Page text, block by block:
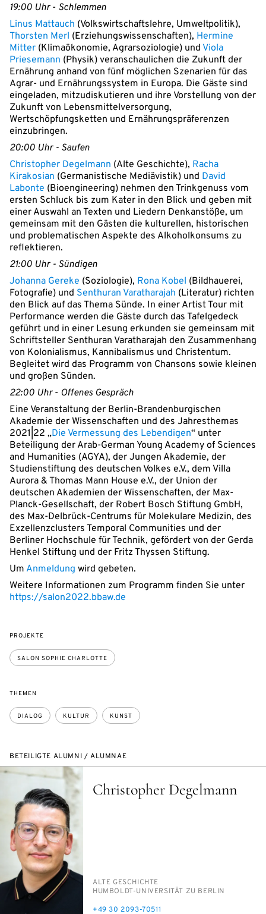
19:00 Uhr- Schlemmen
Linus Mattauch (Volkswirtschaftslehre, Umweltpolitik),
Thorsten Merl (Erziehungswissenschaften), Hermine
Mitter (Klimaökonomie, Agrarsoziologie) und Viola
Priesemann (Physik) veranschaulichen die Zukunft der
Ernährung anhand von fünf möglichen Szenarien für das
Agrar- und Ernährungssystem in Europa. Die Gäste sind
eingeladen, mitzudiskutieren und ihre Vorstellung von der
Zukunft von Lebensmittelversorgung,
Wertschöpfungsketten und Ernährungspräferenzen
einzubringen.
20:00 Uhr - Saufen
Christopher Degelmann (Alte Geschichte), Racha
Kirakosian (Germanistische Mediävistik) und David
Labonte (Bioengineering) nehmen den Trinkgenuss vom
ersten Schluck bis zum Kater in den Blick und geben mit
einer Auswahl an Texten und Liedern Denkanstöße, um
gemeinsam mit den Gästen die kulturellen, historischen
und problematischen Aspekte des Alkoholkonsums zu
reflektieren.
21:00 Uhr - Sündigen
Johanna Gereke (Soziologie), Rona Kobel (Bildhauerei,
Fotografie) und Senthuran Varatharajah (Literatur) richten
den Blick auf das Thema Sünde. In einer Artist Tour mit
Performance werden die Gäste durch das Tafelgedeck
geführt und in einer Lesung erkunden sie gemeinsam mit
Schriftsteller Senthuran Varatharajah den Zusammenhang
von Kolonialismus, Kannibalismus und Christentum.
Begleitet wird das Programm von Chansons sowie kleinen
und großen Sünden.
22:00 Uhr- Offenes Gespräch
Eine Veranstaltung der Berlin-Brandenburgischen
Akademie der Wissenschaften und des Jahresthemas
2021|22 „Die Vermessung des Lebendigen“ unter
Beteiligung der Arab-German Young Academy of Sciences
and Humanities (AGYA), der Jungen Akademie, der
Studienstiftung des deutschen Volkes e.V., dem Villa
Aurora & Thomas Mann House e.V., der Union der
deutschen Akademien der Wissenschaften, der Max-
Planck-Gesellschaft, der Robert Bosch Stiftung GmbH,
des Max-Delbrück-Centrums für Molekulare Medizin, des
Exzellenzclusters Temporal Communities und der
Berliner Hochschule für Technik, gefördert von der Gerda
Henkel Stiftung und der Fritz Thyssen Stiftung.
Um Anmeldung wird gebeten.
Weitere Informationen zum Programm finden Sie unter
https://salon2022.bbaw.de
PROJEKTE
SALON SOPHIE CHARLOTTE
THEMEN
DIALOG KULTUR KUNST
BETEILIGTE ALUMNI / ALUMNAE
Christopher Degelmann
PERSON_RESEARCH_SUBJECT
AL­TE GE­SCHICH­TE
INSTITUTION
HUM­BOLDT-UNI­VER­SI­TÄT ZU BER­LIN
TELEFON
+49 30 2093-70511